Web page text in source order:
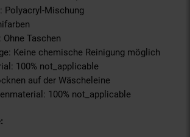
Polyacryl-Mischung
Taschen
Keine chemische Reinigung möglich
100% not_applicable
auf der Wäscheleine
100% not_applicable